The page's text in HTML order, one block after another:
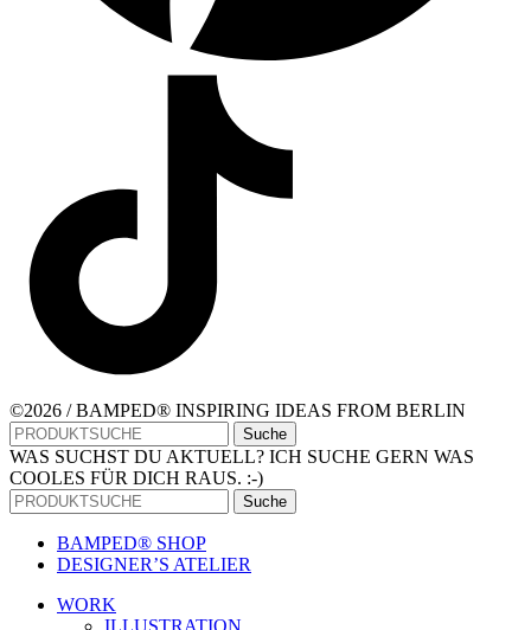
©2026 / BAMPED® INSPIRING IDEAS FROM BERLIN
Suche
WAS SUCHST DU AKTUELL? ICH SUCHE GERN WAS
COOLES FÜR DICH RAUS. :-)
Suche
BAMPED® SHOP
DESIGNER’S ATELIER
WORK